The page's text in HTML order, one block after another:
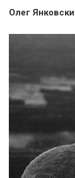
Олег